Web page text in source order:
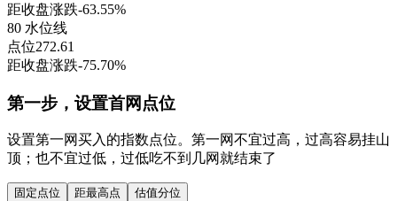
距收盘涨跌-63.55%
80 水位线
点位272.61
距收盘涨跌-75.70%
第一步，设置首网点位
设置第一网买入的指数点位。第一网不宜过高，过高容易挂山
顶；也不宜过低，过低吃不到几网就结束了
固定点位 距最高点 估值分位